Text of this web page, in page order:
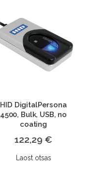
HID DigitalPersona
4500, Bulk, USB, no
coating
122,29 €
Laost otsas